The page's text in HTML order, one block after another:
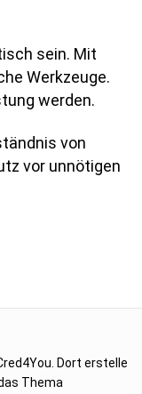
sein. Mit
Werkzeuge.
werden.
von
vor unnötigen
Dort erstelle
Thema